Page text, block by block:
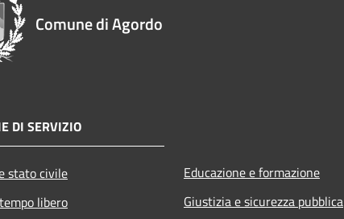
Comune di Agordo
DI SERVIZIO
stato civile
libero
Educazione e formazione
Giustizia e sicurezza pubblica